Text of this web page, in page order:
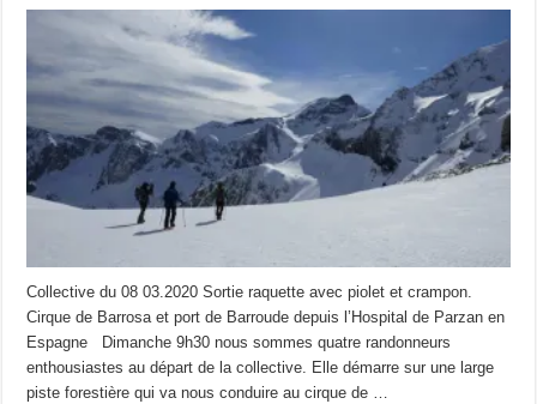
Collective du 08 03.2020 Sortie raquette avec piolet et crampon.
Cirque de Barrosa et port de Barroude depuis l’Hospital de Parzan en
Espagne Dimanche 9h30 nous sommes quatre randonneurs
enthousiastes au départ de la collective. Elle démarre sur une large
piste forestière qui va nous conduire au cirque de …